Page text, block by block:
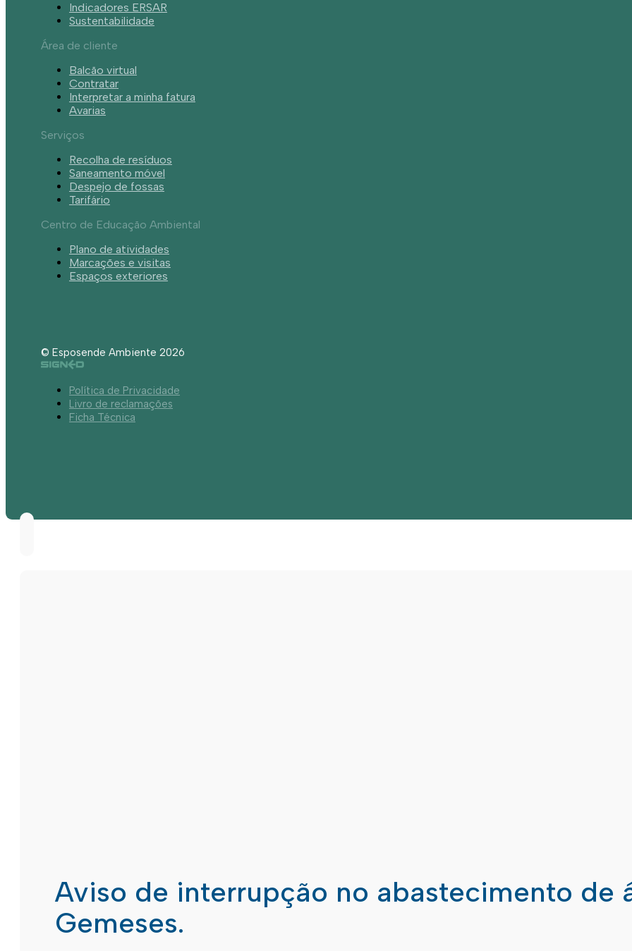
Indicadores ERSAR
Sustentabilidade
Área de cliente
Balcão virtual
Contratar
Interpretar a minha fatura
Avarias
Serviços
Recolha de resíduos
Saneamento móvel
Despejo de fossas
Tarifário
Centro de Educação Ambiental
Plano de atividades
Marcações e visitas
Espaços exteriores
© Esposende Ambiente 2026
Política de Privacidade
Livro de reclamações
Ficha Técnica
Aviso de interrupção no abastecimento de
Gemeses.